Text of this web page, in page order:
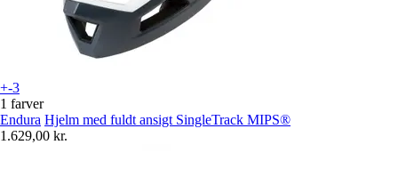
+-3
1 farver
Endura Hjelm med fuldt ansigt SingleTrack MIPS®
1.629,00 kr.